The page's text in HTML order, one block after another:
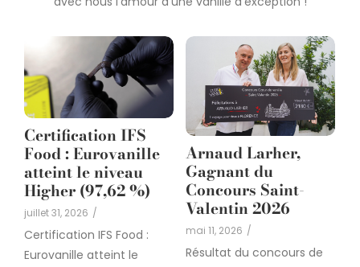
Certification IFS
Food : Eurovanille
atteint le niveau
Higher (97,62 %)
juillet 31, 2026 /
Certification IFS Food :
Eurovanille atteint le
Arnaud Larher,
Gagnant du
Concours Saint-
Valentin 2026
mai 11, 2026 /
Résultat du concours de